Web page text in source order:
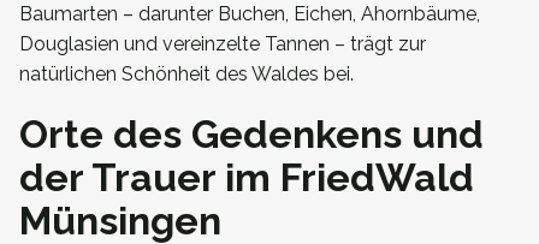
Baumarten – darunter Buchen, Eichen, Ahornbäume,
Douglasien und vereinzelte Tannen – trägt zur
natürlichen Schönheit des Waldes bei.
Orte des Gedenkens und
der Trauer im FriedWald
Münsingen